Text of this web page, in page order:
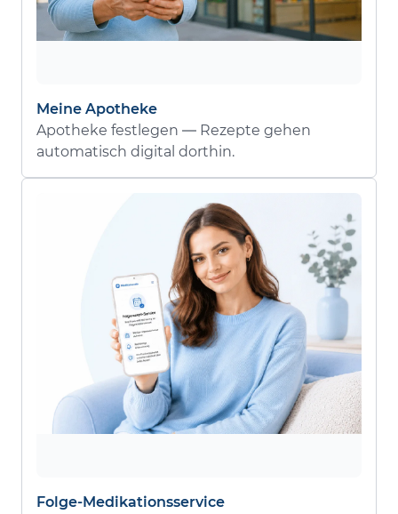
Meine Apotheke
Apotheke festlegen — Rezepte gehen
automatisch digital dorthin.
Folge-Medikationsservice